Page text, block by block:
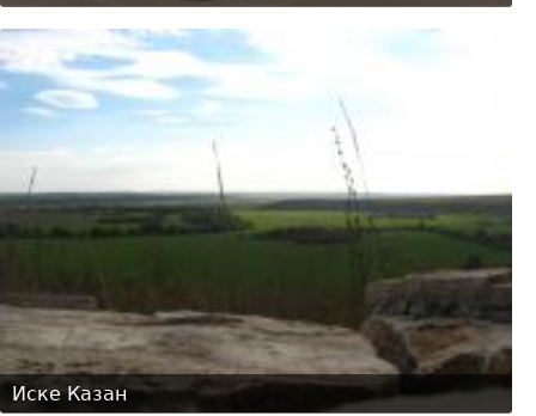
Иске Казан